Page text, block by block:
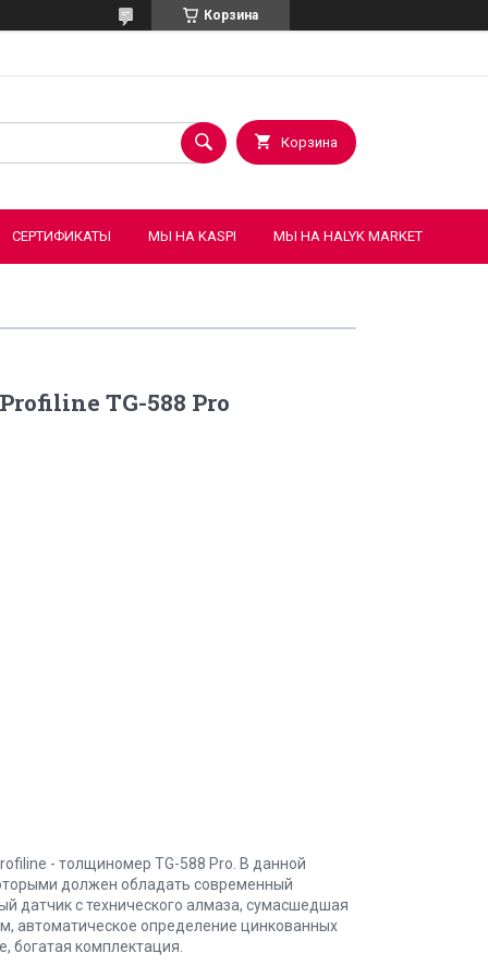
Корзина
Корзина
СЕРТИФИКАТЫ МЫ НА KASPI МЫ НА HALYK MARKET
TG-588 Pro
- толщиномер TG-588 Pro. В данной
должен обладать современный
датчик с технического алмаза, сумасшедшая
автоматическое определение цинкованных
богатая комплектация.